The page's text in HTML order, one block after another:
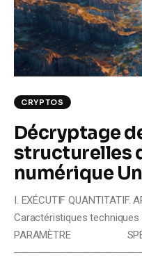
Climate
Markets
Tech
Shop
CRYPTOS
Décryptage
structurelles
numérique
I. EXÉCUTIF QUANTITATIF.
Caractéristiques techniques
PARAMÈTRE